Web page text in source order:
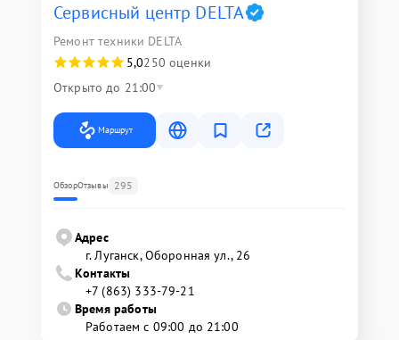
Сервисный центр DELTA
Ремонт техники DELTA
5,0250 оценки
Открыто до 21:00
Маршрут
ОбзорОтзывы 295
Адрес
г. Луганск, Оборонная ул., 26
Контакты
+7 (863) 333-79-21
Время работы
Работаем с 09:00 до 21:00